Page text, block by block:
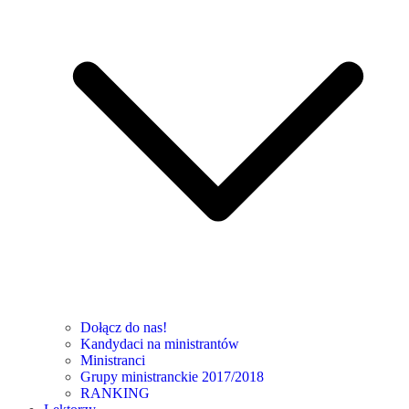
Dołącz do nas!
Kandydaci na ministrantów
Ministranci
Grupy ministranckie 2017/2018
RANKING